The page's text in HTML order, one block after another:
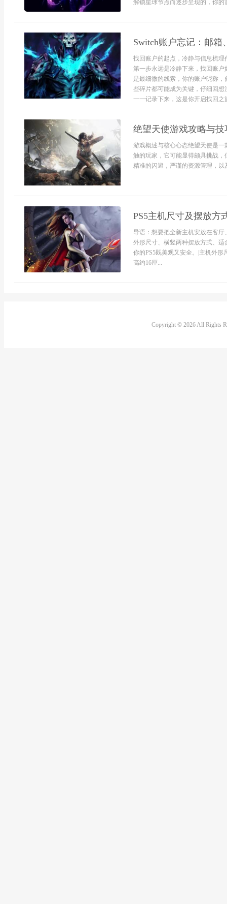
解锁星球节点而逐步呈现的，你
Switch账户忘记：邮箱
找回账户的起点，冷静与信息梳
第一步永远是冷静下来，找回账
是最细微的线索，你的账户昵称
些碎片都可能成为关键，仔细回
一一记录下来，这是你开启找回之
绝望天使游戏攻略与技
游戏概述与核心心态绝望天使是
触的玩家，它可能显得颇具挑战
精准的闪避，严谨的资源管理，
PS5主机尺寸及摆放方
导语：想要把全新主机安放在客
外形尺寸、横竖两种摆放方式、
你的PS5既美观又安全。|主机外形
高约16厘...
Copyright © 2026 All Rights